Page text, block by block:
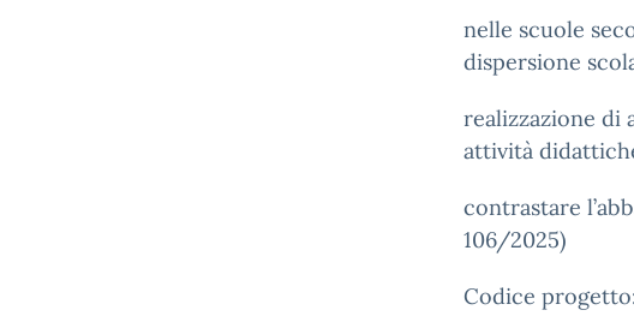
nelle scuole
dispersione
realizzazione di
attività
contrastare
106/2025)
Codice